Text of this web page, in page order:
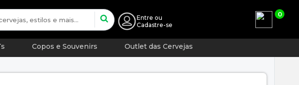
Entre ou
Cadastre-se
0
Copos e Souvenirs Outlet das Cervejas